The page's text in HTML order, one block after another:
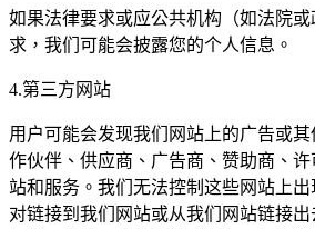
如果法律要求或应公共机构（如法院
求，我们可能会披露您的个人信息。
4.第三方网站
用户可能会发现我们网站上的广告或
作伙伴、供应商、广告商、赞助商、
站和服务。我们无法控制这些网站上
对链接到我们网站或从我们网站链接